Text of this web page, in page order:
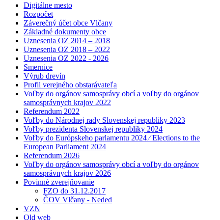
Digitálne mesto
Rozpočet
Záverečný účet obce Vlčany
Základné dokumenty obce
Uznesenia OZ 2014 – 2018
Uznesenia OZ 2018 – 2022
Uznesenia OZ 2022 - 2026
Smernice
Výrub drevín
Profil verejného obstarávateľa
Voľby do orgánov samosprávy obcí a voľby do orgánov
samosprávnych krajov 2022
Referendum 2022
Voľby do Národnej rady Slovenskej republiky 2023
Voľby prezidenta Slovenskej republiky 2024
Voľby do Európskeho parlamentu 2024 ⁄ Elections to the
European Parliament 2024
Referendum 2026
Voľby do orgánov samosprávy obcí a voľby do orgánov
samosprávnych krajov 2026
Povinné zverejňovanie
FZO do 31.12.2017
ČOV Vlčany - Neded
VZN
Old web